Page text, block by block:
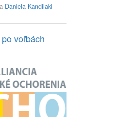
a Daniela Kandilaki
voľbách